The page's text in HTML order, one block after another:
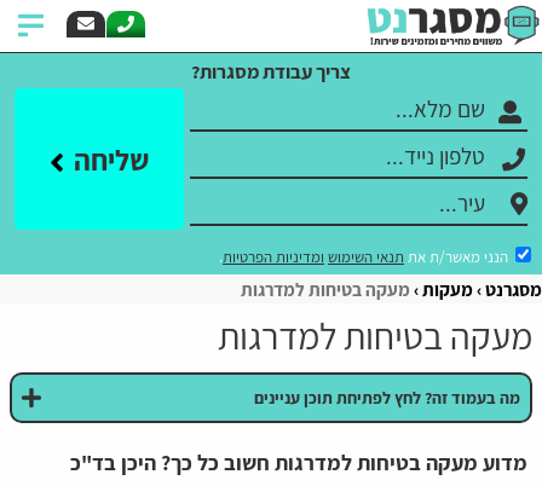
צריך עבודת מסגרות?
שליחה
הנני מאשר/ת את תנאי השימוש ומדיניות הפרטיות.
מסגרנט מעקות מעקה בטיחות למדרגות
מעקה בטיחות למדרגות
מה בעמוד זה? לחץ לפתיחת תוכן עניינים
מדוע מעקה בטיחות למדרגות חשוב כל כך? היכן בד"כ